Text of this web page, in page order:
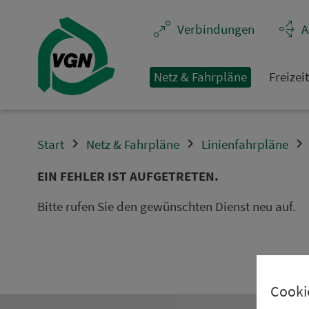
Ver­bin­dungen
Netz & Fahrpläne
Start Netz & Fahrpläne Linienfahrpläne
EIN FEHLER IST AUFGETRETEN.
Bitte rufen Sie den gewünschten Dienst neu auf.